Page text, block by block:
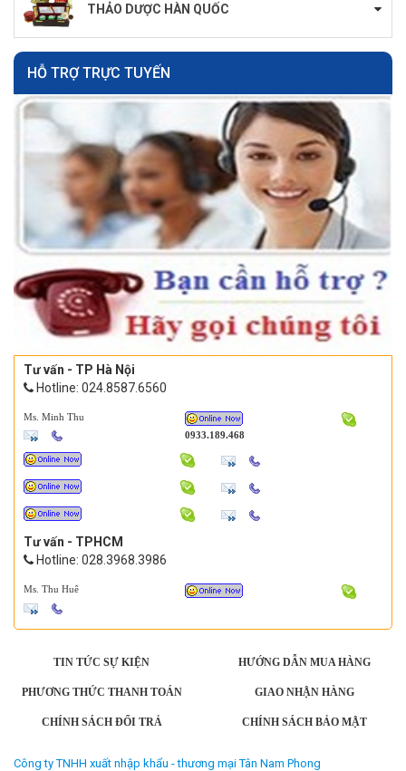
THẢO DƯỢC HÀN QUỐC
HỖ TRỢ TRỰC TUYẾN
Tư vấn - TP Hà Nội
Hotline: 024.8587.6560
Ms. Minh Thu
0933.189.468
Tư vấn - TPHCM
Hotline: 028.3968.3986
Ms. Thu Huê
TIN TỨC SỰ KIỆN HƯỚNG DẪN MUA HÀNG
PHƯƠNG THỨC THANH TOÁN GIAO NHẬN HÀNG
CHÍNH SÁCH ĐỔI TRẢ CHÍNH SÁCH BẢO MẬT
Công ty TNHH xuất nhập khẩu - thương mại Tân Nam Phong